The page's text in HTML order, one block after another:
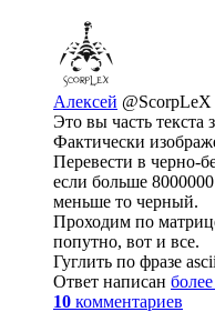
Алексей @ScorpLeX
Это вы часть текста
Фактически
Перевести в черно-
если больше
меньше то черный.
Проходим по
попутно, вот и все.
Гуглить по фразе
Ответ написан
10 комментариев